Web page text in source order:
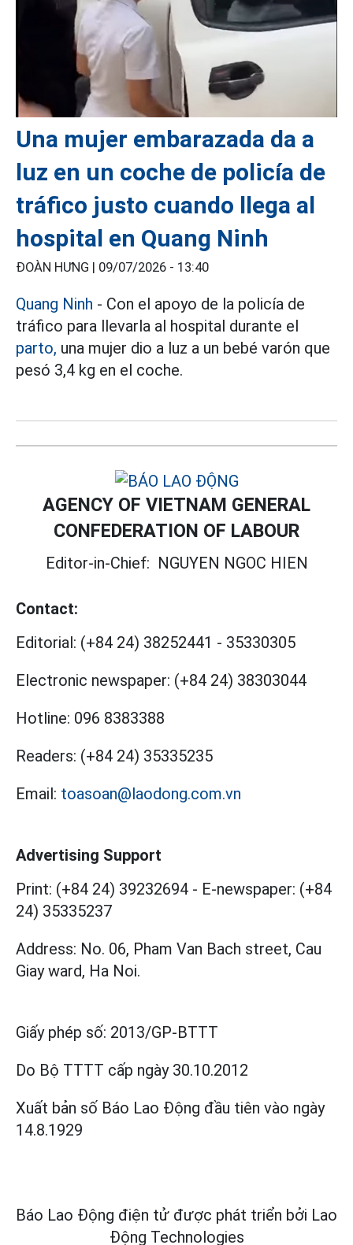
Una mujer embarazada da a
luz en un coche de policía de
tráfico justo cuando llega al
hospital en Quang Ninh
ĐOÀN HƯNG | 09/07/2026 - 13:40
Quang Ninh - Con el apoyo de la policía de
tráfico para llevarla al hospital durante el
parto, una mujer dio a luz a un bebé varón que
pesó 3,4 kg en el coche.
AGENCY OF VIETNAM GENERAL
CONFEDERATION OF LABOUR
Editor-in-Chief: NGUYEN NGOC HIEN
Contact:
Editorial: (+84 24) 38252441 - 35330305
Electronic newspaper: (+84 24) 38303044
Hotline: 096 8383388
Readers: (+84 24) 35335235
Email: toasoan@laodong.com.vn
Advertising Support
Print: (+84 24) 39232694 - E-newspaper: (+84
24) 35335237
Address: No. 06, Pham Van Bach street, Cau
Giay ward, Ha Noi.
Giấy phép số: 2013/GP-BTTT
Do Bộ TTTT cấp ngày 30.10.2012
Xuất bản số Báo Lao Động đầu tiên vào ngày
14.8.1929
Báo Lao Động điện tử được phát triển bởi Lao
Động Technologies